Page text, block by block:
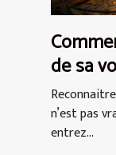
de sa
n’est pas
entrez...